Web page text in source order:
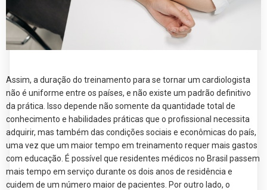
Assim, a duração do treinamento para se tornar um cardiologista
não é uniforme entre os países, e não existe um padrão definitivo
da prática. Isso depende não somente da quantidade total de
conhecimento e habilidades práticas que o profissional necessita
adquirir, mas também das condições sociais e econômicas do país,
uma vez que um maior tempo em treinamento requer mais gastos
com educação. É possível que residentes médicos no Brasil passem
mais tempo em serviço durante os dois anos de residência e
cuidem de um número maior de pacientes. Por outro lado, o